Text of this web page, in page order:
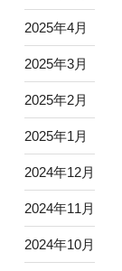
2025年4月
2025年3月
2025年2月
2025年1月
2024年12月
2024年11月
2024年10月